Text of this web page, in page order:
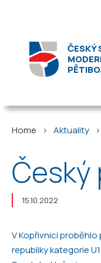
ČESKÝ
Home Aktuality
Český
15.10.2022
V Kopřivnici
republiky kategorie